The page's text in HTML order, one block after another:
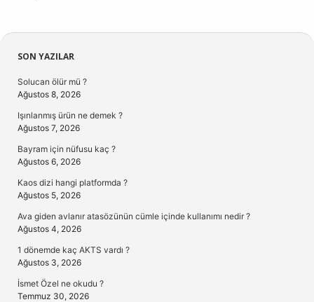
Sidebar
SON YAZILAR
Solucan ölür mü ?
Ağustos 8, 2026
Işınlanmış ürün ne demek ?
Ağustos 7, 2026
Bayram için nüfusu kaç ?
Ağustos 6, 2026
Kaos dizi hangi platformda ?
Ağustos 5, 2026
Ava giden avlanır atasözünün cümle içinde kullanımı nedir ?
Ağustos 4, 2026
1 dönemde kaç AKTS vardı ?
Ağustos 3, 2026
İsmet Özel ne okudu ?
Temmuz 30, 2026